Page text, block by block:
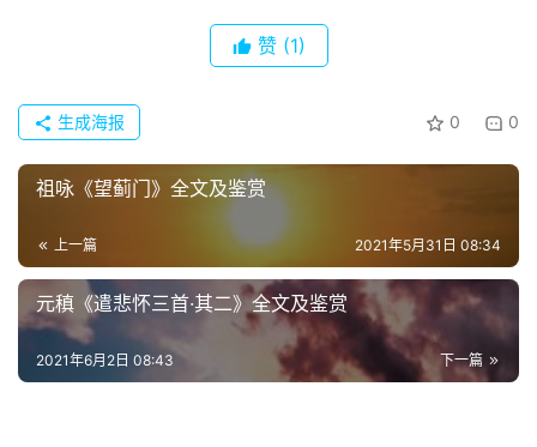
影
词
其
他
词
语
赞 (1)
0 0
生成海报
祖咏《望蓟门》全文及鉴赏
上一篇 2021年5月31日 08:34
元稹《遣悲怀三首·其二》全文及鉴赏
下一篇
2021年6月2日 08:43